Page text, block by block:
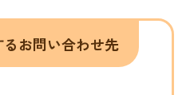
お問い合わせ先